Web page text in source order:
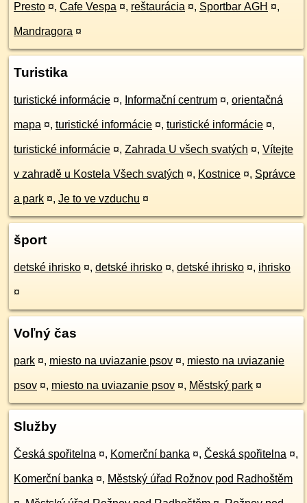
Presto ¤, Cafe Vespa ¤, reštaurácia ¤, Sportbar AGH ¤,
Mandragora ¤
Turistika
turistické informácie ¤, Informační centrum ¤, orientačná
mapa ¤, turistické informácie ¤, turistické informácie ¤,
turistické informácie ¤, Zahrada U všech svatých ¤, Vítejte
v zahradě u Kostela Všech svatých ¤, Kostnice ¤, Správce
a park ¤, Je to ve vzduchu ¤
šport
detské ihrisko ¤, detské ihrisko ¤, detské ihrisko ¤, ihrisko
¤
Voľný čas
park ¤, miesto na uviazanie psov ¤, miesto na uviazanie
psov ¤, miesto na uviazanie psov ¤, Městský park ¤
Služby
Česká spořitelna ¤, Komerční banka ¤, Česká spořitelna ¤,
Komerční banka ¤, Městský úřad Rožnov pod Radhoštěm